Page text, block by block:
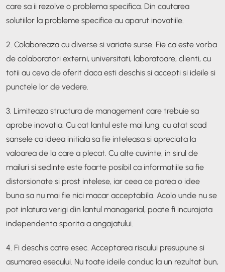
care sa ii rezolve o problema specifica. Din cautarea
solutiilor la probleme specifice au aparut inovatiile.
2. Colaboreaza cu diverse si variate surse. Fie ca este vorba
de colaboratori externi, universitati, laboratoare, clienti, cu
totii au ceva de oferit daca esti deschis si accepti si ideile si
punctele lor de vedere.
3. Limiteaza structura de management care trebuie sa
aprobe inovatia. Cu cat lantul este mai lung, cu atat scad
sansele ca ideea initiala sa fie inteleasa si apreciata la
valoarea de la care a plecat. Cu alte cuvinte, in sirul de
mailuri si sedinte este foarte posibil ca informatiile sa fie
distorsionate si prost intelese, iar ceea ce parea o idee
buna sa nu mai fie nici macar acceptabila. Acolo unde nu se
pot inlatura verigi din lantul managerial, poate fi incurajata
independenta sporita a angajatului.
4. Fi deschis catre esec. Acceptarea riscului presupune si
asumarea esecului. Nu toate ideile conduc la un rezultat bun,